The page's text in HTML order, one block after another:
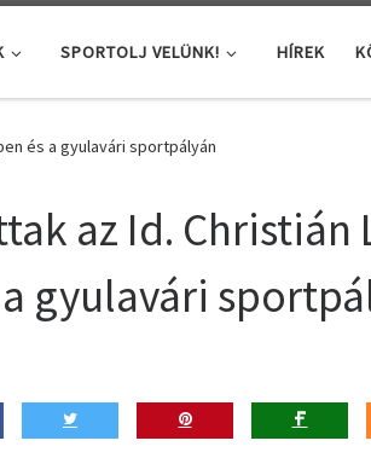
SPORTOLJ VELÜNK! HÍREK
és a gyulavári sportpályán
az Id. Christián
gyulavári